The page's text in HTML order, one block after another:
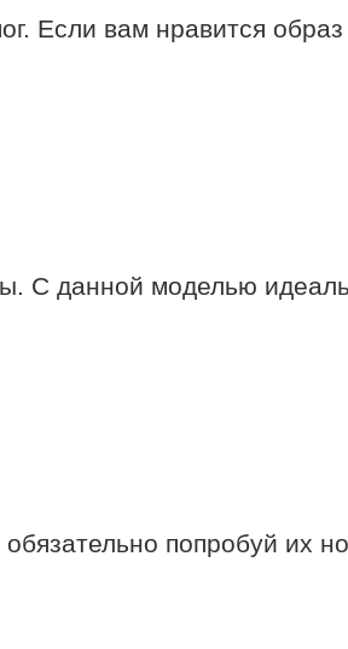
Если вам нравится
С данной моделью
попробуй их